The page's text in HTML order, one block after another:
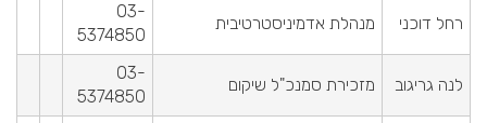
רחל דוכני מנהלת אדמיניסטרטיבית
03-
5374850
לנה גריגוב מזכירת סמנכ"ל שיקום
03-
5374850